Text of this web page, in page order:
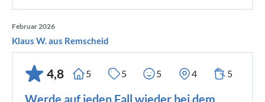
Februar 2026
Klaus W. aus Remscheid
4,8 5 5 5 4 5
Werde auf jeden Fall wieder bei dem